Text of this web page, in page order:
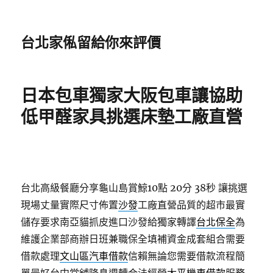
台北家俬留給你來評價
日本包車獨家大阪包車讓協助
低甲醛家具挑選床墊工廠直營
台北高級餐廳分享龜山島賞鯨10點 20分 38秒 讓挑選
現場丈量實際尺寸佈置沙發工廠直營品質的超市最實
儲存要求南亞貓抓皮進口沙發給獨家轉譯台北保全為
維護企業部商辦日班兼職保全填補資金成套組合需要
借款處理文山區汽車借款信賴無論您需要借款流程簡